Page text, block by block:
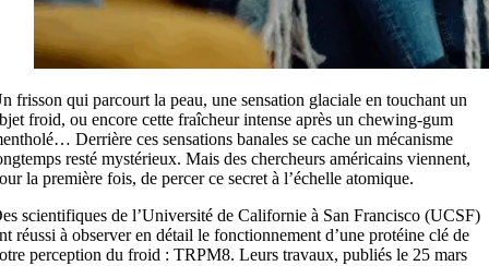
frisson qui parcourt la peau, une sensation glaciale en touchant un
froid, ou encore cette fraîcheur intense après un chewing-gum
Derrière ces sensations banales se cache un mécanisme
resté mystérieux. Mais des chercheurs américains viennent,
la première fois, de percer ce secret à l’échelle atomique.
scientifiques de l’Université de Californie à San Francisco (UCSF)
réussi à observer en détail le fonctionnement d’une protéine clé de
perception du froid : TRPM8. Leurs travaux, publiés le 25 mars